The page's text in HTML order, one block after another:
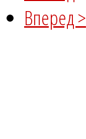
Вперед >